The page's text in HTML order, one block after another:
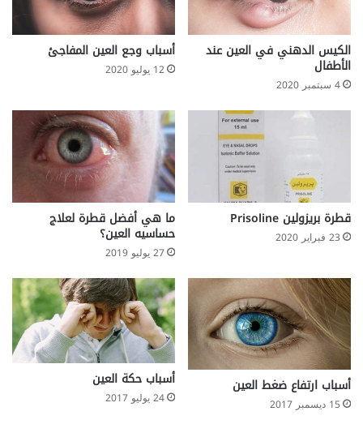
ص
ا
ئ
ل
ب
ع
ل
الكيس الدهني في العين عند
الأطفال
4 سبتمبر 2020
أسباب وجع العين المفاجئ
12 يوليو 2020
قطرة بريزولين Prisoline
23 فبراير 2020
ما هي أفضل قطرة لعلاج
حساسيه العين؟
27 يوليو 2019
أسباب ارتفاع ضغط العين
15 ديسمبر 2017
أسباب حكة العين
24 يوليو 2017